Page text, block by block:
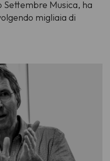
Musica, ha
migliaia di